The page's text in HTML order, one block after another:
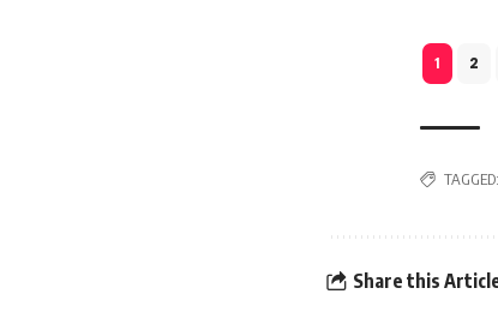
1 2
TAGGED:
Share this